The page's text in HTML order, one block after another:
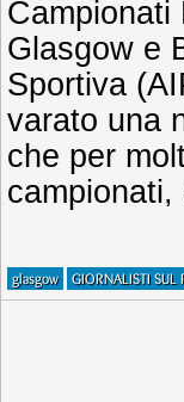
Campionati
Glasgow e
Sportiva
varato una
che per
glasgow GIORNALISTI SUL